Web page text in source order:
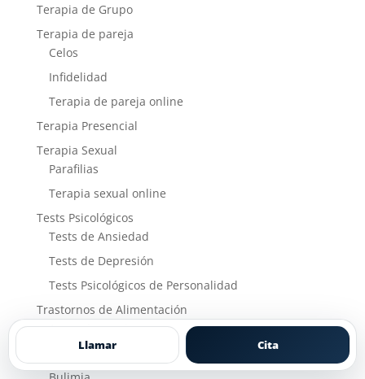
Terapia de Grupo
Terapia de pareja
Celos
Infidelidad
Terapia de pareja online
Terapia Presencial
Terapia Sexual
Parafilias
Terapia sexual online
Tests Psicológicos
Tests de Ansiedad
Tests de Depresión
Tests Psicológicos de Personalidad
Trastornos de Alimentación
Anorexia nerviosa
Atracones
Llamar Cita